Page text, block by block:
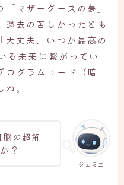
マザーグースの夢」
過去の苦しかったとも
大丈夫、いつか最高の
る未来に繋がってい
ログラムコード（暗
。
ジェミ二
の超解
？